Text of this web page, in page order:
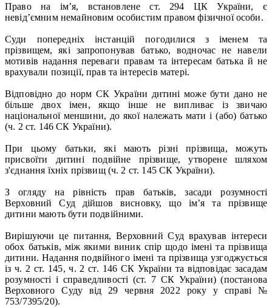
Право на ім’я, встановлене ст. 294 ЦК України, є
невід’ємним немайновим особистим правом фізичної особи.
Суди попередніх інстанцій погодилися з іменем та
прізвищем, які запропонував батько, водночас не навели
мотивів надання переваги правам та інтересам батька й не
врахували позиції, прав та інтересів матері.
Відповідно до норм СК України дитині може бути дано не
більше двох імен, якщо інше не випливає із звичаю
національної меншини, до якої належать мати і (або) батько
(ч. 2 ст. 146 СК України).
При цьому батьки, які мають різні прізвища, можуть
присвоїти дитині подвійне прізвище, утворене шляхом
з'єднання їхніх прізвищ (ч. 2 ст. 145 СК України).
З огляду на рівність прав батьків, засади розумності
Верховний Суд дійшов висновку, що ім’я та прізвище
дитини мають бути подвійними.
Вирішуючи це питання, Верховний Суд врахував інтереси
обох батьків, між якими виник спір щодо імені та прізвища
дитини. Надання подвійного імені та прізвища узгоджується
із ч. 2 ст. 145, ч. 2 ст. 146 СК України та відповідає засадам
розумності і справедливості (ст. 7 СК України) (постанова
Верховного Суду від 29 червня 2022 року у справі №
753/7395/20).